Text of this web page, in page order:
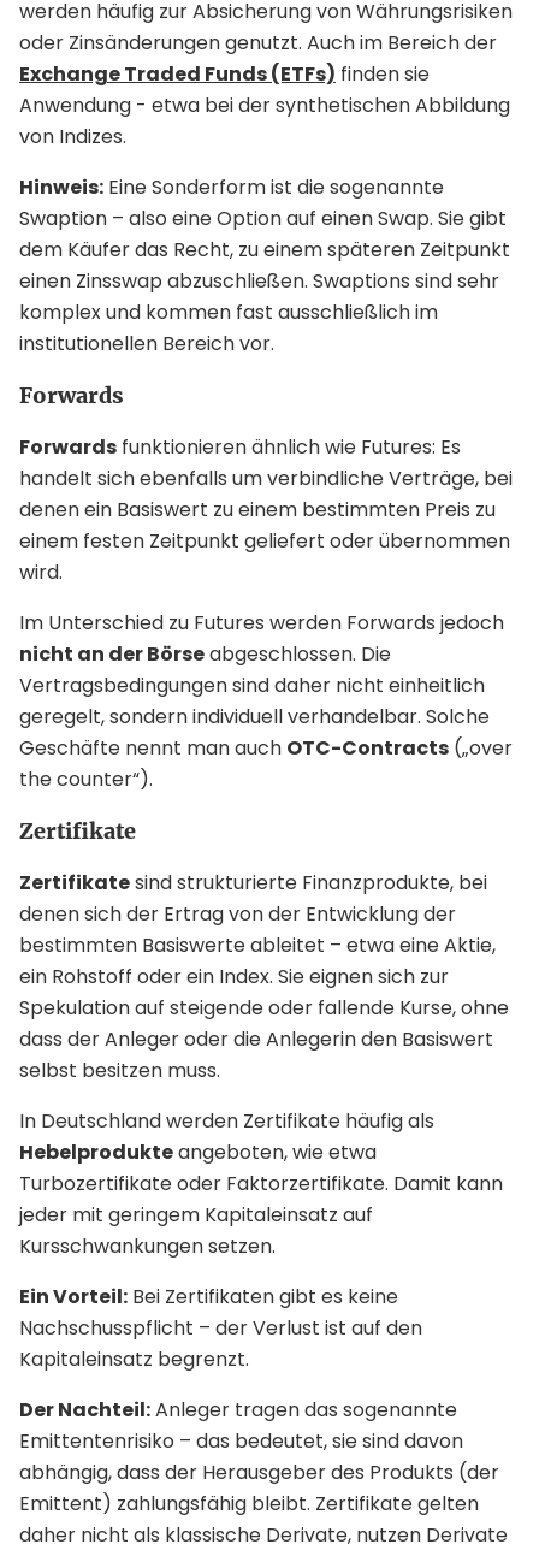
werden häufig zur Absicherung von Währungsrisiken
oder Zinsänderungen genutzt. Auch im Bereich der
Exchange Traded Funds (ETFs) finden sie
Anwendung - etwa bei der synthetischen Abbildung
von Indizes.
Hinweis: Eine Sonderform ist die sogenannte
Swaption – also eine Option auf einen Swap. Sie gibt
dem Käufer das Recht, zu einem späteren Zeitpunkt
einen Zinsswap abzuschließen. Swaptions sind sehr
komplex und kommen fast ausschließlich im
institutionellen Bereich vor.
Forwards
Forwards funktionieren ähnlich wie Futures: Es
handelt sich ebenfalls um verbindliche Verträge, bei
denen ein Basiswert zu einem bestimmten Preis zu
einem festen Zeitpunkt geliefert oder übernommen
wird.
Im Unterschied zu Futures werden Forwards jedoch
nicht an der Börseabgeschlossen. Die
Vertragsbedingungen sind daher nicht einheitlich
geregelt, sondern individuell verhandelbar. Solche
Geschäfte nennt man auch OTC-Contracts („over
the counter“).
Zertifikate
Zertifikatesind strukturierte Finanzprodukte, bei
denen sich der Ertrag von der Entwicklung der
bestimmten Basiswerte ableitet – etwa eine Aktie,
ein Rohstoff oder ein Index. Sie eignen sich zur
Spekulation auf steigende oder fallende Kurse, ohne
dass der Anleger oder die Anlegerin den Basiswert
selbst besitzen muss.
In Deutschland werden Zertifikate häufig als
Hebelprodukteangeboten, wie etwa
Turbozertifikate oder Faktorzertifikate. Damit kann
jeder mit geringem Kapitaleinsatz auf
Kursschwankungen setzen.
Ein Vorteil: Bei Zertifikaten gibt es keine
Nachschusspflicht – der Verlust ist auf den
Kapitaleinsatz begrenzt.
Der Nachteil:Anleger tragen das sogenannte
Emittentenrisiko – das bedeutet, sie sind davon
abhängig, dass der Herausgeber des Produkts (der
Emittent) zahlungsfähig bleibt. Zertifikate gelten
daher nicht als klassische Derivate, nutzen Derivate